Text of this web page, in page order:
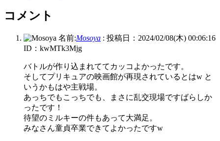
コメント
名前:Mosoya : 投稿日：2024/02/08(木) 00:06:16
ID：kwMTk3Mjg
バトルが作り込まれててカッコよかったです。
そしてプリキュアの映画館が再現されているとはw と
いうかもはや主戦場。
あっちでもこっちでも、まさに乱交現場ですばらしか
ったです！
待望のミルキーの件もあって大満足。
みなさん童貞卒業できてよかったですw